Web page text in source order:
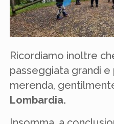
Ricordiamo inoltre
passeggiata grandi
merenda,
Lombardia.